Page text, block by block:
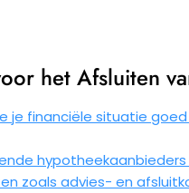
het Afsluiten
je financiële situatie
zoals advies- en